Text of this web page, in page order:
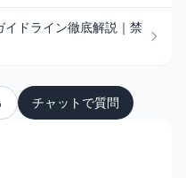
イドライン徹底解説｜禁
チャットで質問